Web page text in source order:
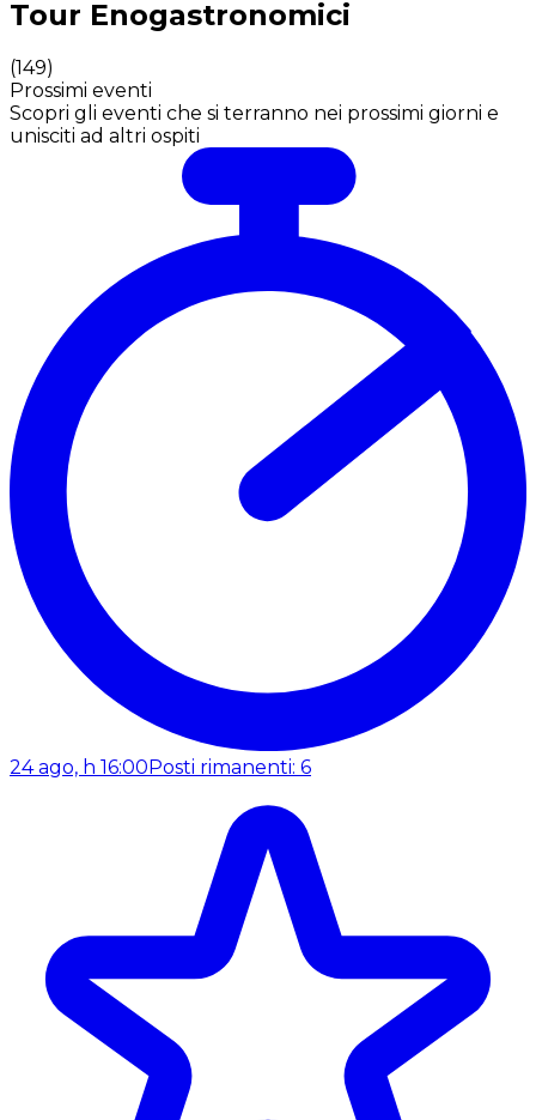
Tour Enogastronomici
(149)
Prossimi eventi
Scopri gli eventi che si terranno nei prossimi giorni e
unisciti ad altri ospiti
24 ago, h 16:00 Posti rimanenti: 6